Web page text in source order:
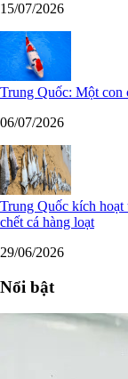
15/07/2026
Trung Quốc: Một con
06/07/2026
Trung Quốc kích
chết cá hàng loạt
29/06/2026
Nổi bật